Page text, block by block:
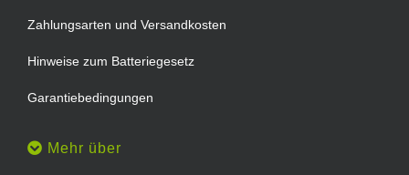
Zahlungsarten und Versandkosten
Hinweise zum Batteriegesetz
Garantiebedingungen
Mehr über